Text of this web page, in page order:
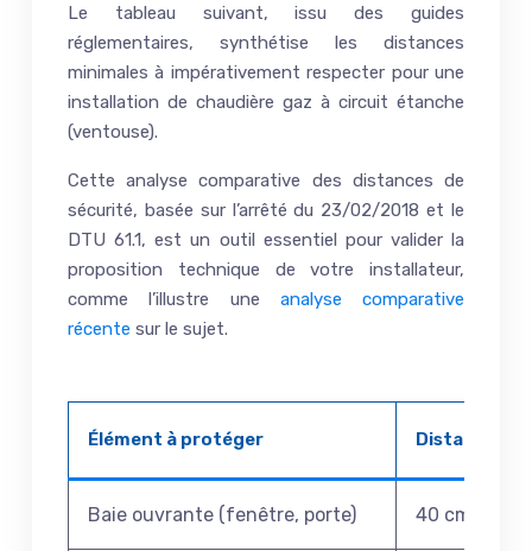
Le tableau suivant, issu des guides
réglementaires, synthétise les distances
minimales à impérativement respecter pour une
installation de chaudière gaz à circuit étanche
(ventouse).
Cette analyse comparative des distances de
sécurité, basée sur l’arrêté du 23/02/2018 et le
DTU 61.1, est un outil essentiel pour valider la
proposition technique de votre installateur,
comme l’illustre une analyse comparative
récente sur le sujet.
Élément à protéger Distance
Baie ouvrante (fenêtre, porte) 40 cm